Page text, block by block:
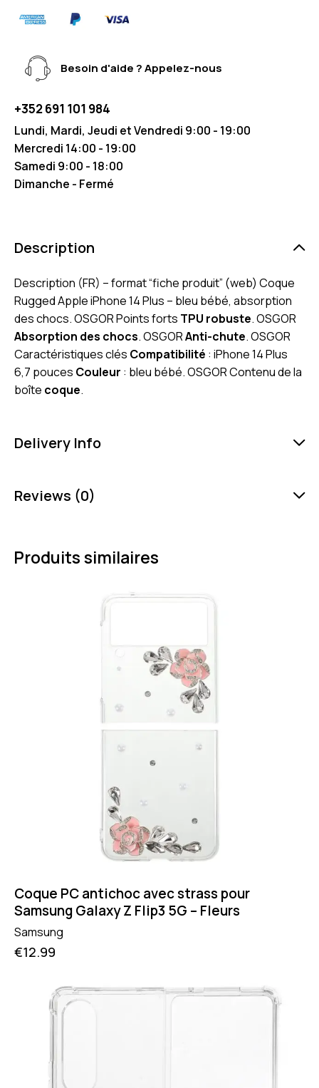
Besoin d'aide ? Appelez-nous
+352 691 101 984
Lundi, Mardi, Jeudi et Vendredi 9:00 - 19:00
Mercredi 14:00 - 19:00
Samedi 9:00 - 18:00
Dimanche - Fermé
Description
Description (FR) – format “fiche produit” (web) Coque
Rugged Apple iPhone 14 Plus – bleu bébé, absorption
des chocs. OSGOR Points forts TPU robuste. OSGOR
Absorption des chocs. OSGORAnti-chute. OSGOR
Caractéristiques clés Compatibilité : iPhone 14 Plus
6,7 pouces Couleur : bleu bébé. OSGOR Contenu de la
boîte coque.
Delivery Info
Reviews (0)
Produits similaires
Coque PC antichoc avec strass pour
Samsung Galaxy Z Flip3 5G – Fleurs
Samsung
€12.99